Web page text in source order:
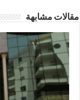
مقالات مشابهة